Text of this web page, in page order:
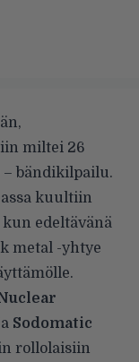
miltei 26
– bändikilpailu.
kuultiin
edeltävänä
metal -yhtye
Sodomatic
rollolaisiin